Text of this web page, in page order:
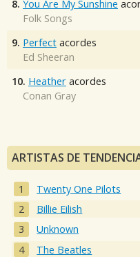
8. You Are My Sunshine
Folk Songs
9. Perfect acordes
Ed Sheeran
10. Heather acordes
Conan Gray
ARTISTAS DE
Twenty One Pilots
Billie Eilish
Unknown
The Beatles